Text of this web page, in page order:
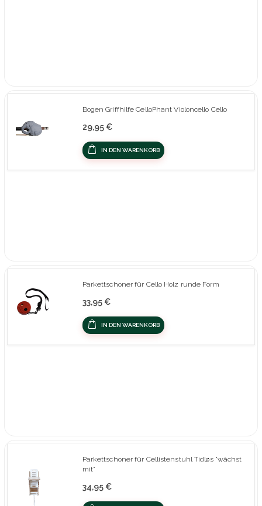
Bogen Griffhilfe CelloPhant Violoncello Cello
29,95 €
IN DEN WARENKORB
Parkettschoner für Cello Holz runde Form
33,95 €
IN DEN WARENKORB
Parkettschoner für Cellistenstuhl Tidløs "wächst
mit"
34,95 €